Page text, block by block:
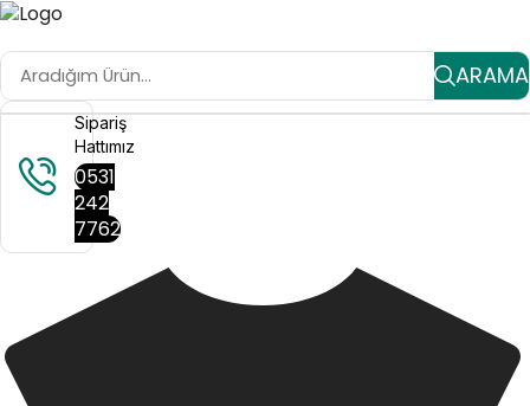
ARAMA
Sipariş
Hattımız
0531
242
7762